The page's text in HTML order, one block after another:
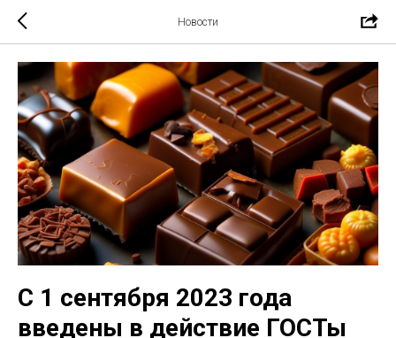
Новости
С 1 сентября 2023 года
введены в действие ГОСТы